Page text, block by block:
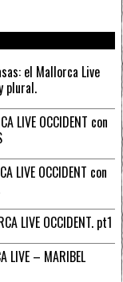
el Mallorca Live
plural.
LIVE OCCIDENT con
LIVE OCCIDENT con
LIVE OCCIDENT. pt1
LIVE – MARIBEL